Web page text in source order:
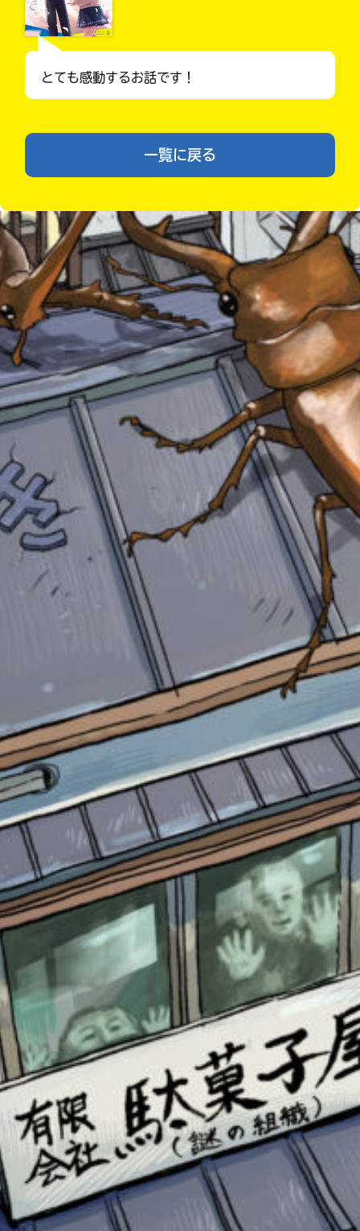
Loading...
見られる
みんなの絵が
見られる
ギャラリー
本だなが作れる！
書店に届いた
みんなからのお手紙が
読める
とても感動するお話です！
一覧に戻る
い
え
容
あ
る
で、
も
う
一
度
認
し
て
み
戻